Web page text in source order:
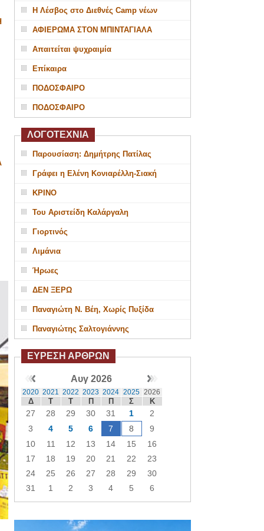
Η Λέσβος στο Διεθνές Camp νέων
ΑΦΙΕΡΩΜΑ ΣΤΟΝ ΜΠΙΝΤΑΓΙΑΛΑ
Απαιτείται ψυχραιμία
Επίκαιρα
ΠΟΔΟΣΦΑΙΡΟ
ΠΟΔΟΣΦΑΙΡΟ
ΛΟΓΟΤΕΧΝΙΑ
Παρουσίαση: Δημήτρης Πατίλας
Γράφει η Ελένη Κονιαρέλλη-Σιακή
ΚΡΙΝΟ
Του Αριστείδη Καλάργαλη
Γιορτινός
Λιμάνια
Ήρωες
ΔΕΝ ΞΕΡΩ
Παναγιώτη Ν. Βέη, Χωρίς Πυξίδα
Παναγιώτης Σαλτογιάννης
ΕΥΡΕΣΗ ΑΡΘΡΩΝ
Αυγ 2026
2020 2021 2022 2023 2024 2025 2026
Δ Τ Τ Π Π Σ Κ
27 28 29 30 31 1
2
3
4 5 6 7 8
9
10
11 12 13 14 15
16
17
18 19 20 21 22
23
24
25 26 27 28 29
30
31
1 2 3 4 5 6